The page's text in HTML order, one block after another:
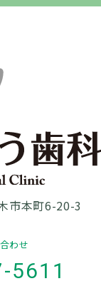
市本町6-20-3
わせ
5611